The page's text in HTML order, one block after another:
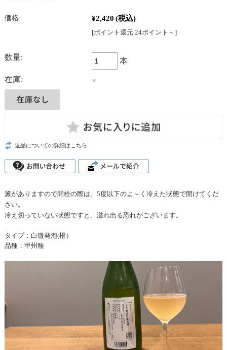
価格: ¥2,420 (税込)
[ポイント還元 24ポイント～]
数量: 本
在庫: ×
返品についての詳細はこちら
澱がありますので開栓の際は、5度以下のよ～く冷えた状態で開けてくだ
さい。
冷え切っていない状態ですと、溢れ出る恐れがございます。
タイプ：白微発泡(橙）
品種：甲州種